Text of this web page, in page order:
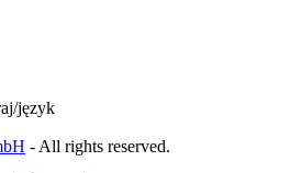
język
- All rights reserved.